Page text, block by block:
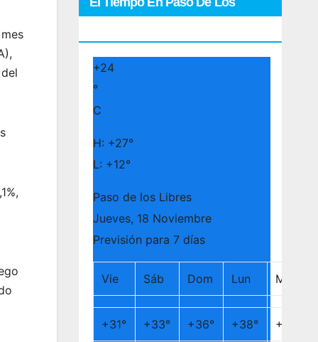
+24
°
C
H: +27°
L: +12°
Paso de los Libres
Jueves, 18 Noviembre
Previsión para 7 días
Vie Sáb Dom Lun Mar
+31° +33° +36° +38° +